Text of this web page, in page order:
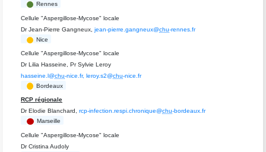
Rennes
Cellule "Aspergillose-Mycose" locale
Dr Jean-Pierre Gangneux, jean-pierre.gangneux@chu-rennes.fr
Nice
Cellule "Aspergillose-Mycose" locale
Dr Lilia Hasseine, Pr Sylvie Leroy
hasseine.l@chu-nice.fr, leroy.s2@chu-nice.fr
Bordeaux
RCP régionale
Dr Elodie Blanchard, rcp-infection.respi.chronique@chu-bordeaux.fr
Marseille
Cellule "Aspergillose-Mycose" locale
Dr Cristina Audoly